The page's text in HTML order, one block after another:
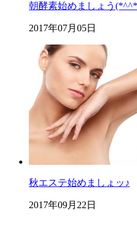
朝酵素始めましょう
2017年07月05日
秋エステ始めましょッ♪
2017年09月22日